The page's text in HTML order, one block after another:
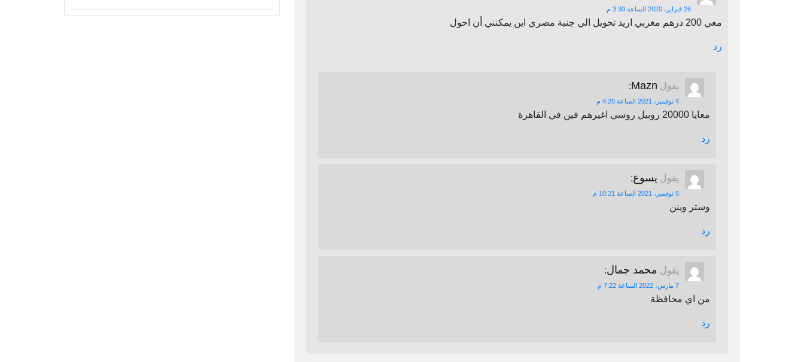
26 فبراير، 2020 الساعة 3:30 م
معي 200 درهم مغربي اريد تحويل الي جنية مصري اين يمكنني أن احول
رد
يقول Mazn
:
4 نوفمبر، 2021 الساعة 4:20 م
معايا 20000 روبيل روسي اغيرهم فين في القاهرة
رد
يقول يسوع:
5 نوفمبر، 2021 الساعة 10:21 م
وستر وينن
رد
يقول محمد جمال:
7 مارس، 2022 الساعة 7:22 م
من اي محافظة
رد